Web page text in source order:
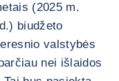
(2025 m.
biudžeto
valstybės
nei išlaidos